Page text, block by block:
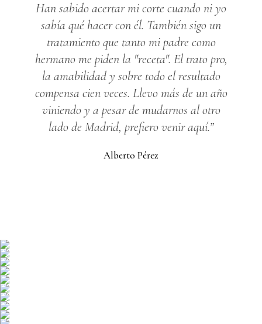
Han sabido acertar mi corte cuando ni yo
sabía qué hacer con él. También sigo un
tratamiento que tanto mi padre como
hermano me piden la "receta". El trato pro,
la amabilidad y sobre todo el resultado
compensa cien veces. Llevo más de un año
viniendo y a pesar de mudarnos al otro
lado de Madrid, prefiero venir aquí.”
Alberto Pérez